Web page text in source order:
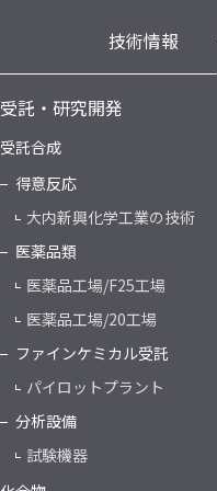
技術情報
受託・研究開発
受託合成
得意反応
大内新興化学工業の技術
医薬品類
医薬品工場/F25工場
医薬品工場/20工場
ファインケミカル受託
パイロットプラント
分析設備
試験機器